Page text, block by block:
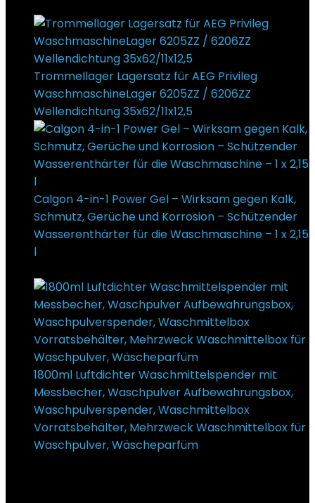
Trommellager Lagersatz für AEG Privileg
WaschmaschineLager 6205ZZ / 6206ZZ
Wellendichtung 35x62/11x12,5
Calgon 4-in-1 Power Gel – Wirksam gegen Kalk,
Schmutz, Gerüche und Korrosion – Schützender
Wasserenthärter für die Waschmaschine – 1 x 2,15
l
1800ml Luftdichter Waschmittelspender mit
Messbecher, Waschpulver Aufbewahrungsbox,
Waschpulverspender, Waschmittelbox
Vorratsbehälter, Mehrzweck Waschmittelbox für
Waschpulver, Wäscheparfüm